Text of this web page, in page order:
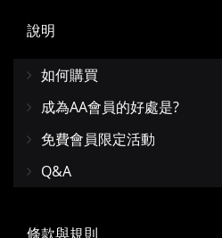
說明
如何購買
成為AA會員的好處是?
免費會員限定活動
Q&A
條款與規則